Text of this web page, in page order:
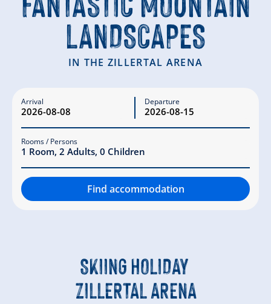
LANDSCAPES
IN THE ZILLERTAL ARENA
Arrival Departure
Rooms / Persons
1 Room, 2 Adults, 0 Children
Find accommodation
SKIING HOLIDAY
ZILLERTAL ARENA